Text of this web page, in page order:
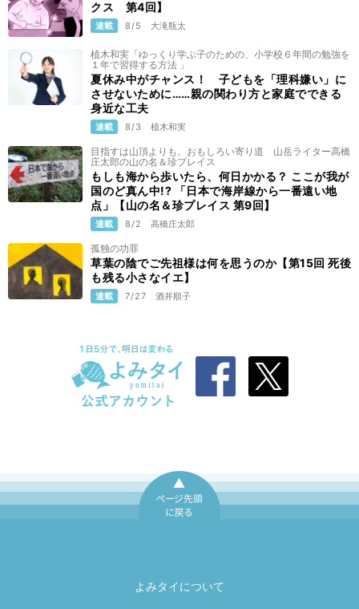
クス 第4回】
連載 8/5 大滝瓶太
植木和実「ゆっくり学ぶ子のための、小学校６年間の勉強を
１年で習得する方法 」
夏休み中がチャンス！ 子どもを「理科嫌い」に
させないために……親の関わり方と家庭でできる
身近な工夫
連載 8/3 植木和実
目指すは山頂よりも、おもしろい寄り道 山岳ライター高橋
庄太郎の山の名＆珍プレイス
もしも海から歩いたら、何日かかる？ ここが我が
国のど真ん中!? 「日本で海岸線から一番遠い地
点」【山の名＆珍プレイス 第9回】
連載 8/2 高橋庄太郎
孤独の功罪
草葉の陰でご先祖様は何を思うのか【第15回 死後
も残る小さなイエ】
連載 7/27 酒井順子
よみタイについて